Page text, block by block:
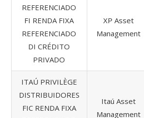
REFERENCIADO
FI RENDA FIXA
REFERENCIADO
DI CRÉDITO
PRIVADO
XP Asset
Management
ITAÚ PRIVILÈGE
DISTRIBUIDORES
FIC RENDA FIXA
Itaú Asset
Management